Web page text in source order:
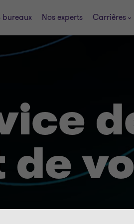
bureaux Nos experts Carrières
de